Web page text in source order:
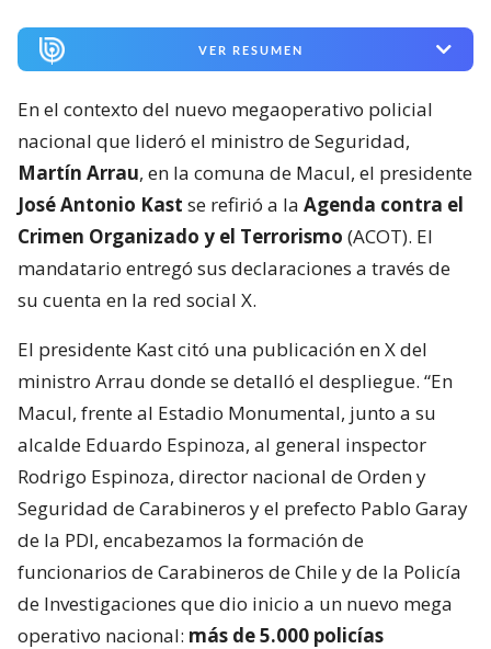
7655
visitas
VER RESUMEN
En el contexto del nuevo megaoperativo policial
nacional que lideró el ministro de Seguridad,
José Antonio Kastse refirió a laAgenda contra el
Crimen Organizado y el Terrorismo(ACOT). El
mandatario entregó sus declaraciones a través de
su cuenta en la red social X.
El presidente Kast citó una publicación en X del
ministro Arrau donde se detalló el despliegue. “En
Macul, frente al Estadio Monumental, junto a su
alcalde Eduardo Espinoza, al general inspector
Rodrigo Espinoza, director nacional de Orden y